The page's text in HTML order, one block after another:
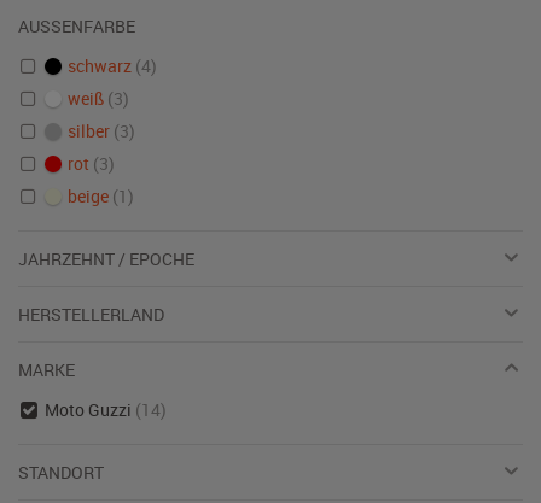
AUSSENFARBE
schwarz (4)
weiß (3)
silber (3)
rot (3)
beige (1)
JAHRZEHNT / EPOCHE
HERSTELLERLAND
MARKE
Moto Guzzi (14)
STANDORT